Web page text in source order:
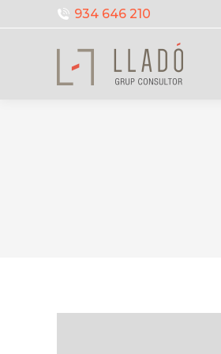
934 646 210